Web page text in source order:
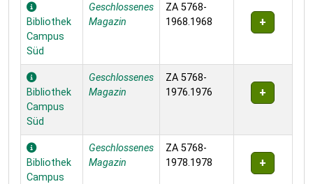
Bibliothek
Campus
Süd
Geschlossenes
Magazin
ZA 5768-
1968.1968
Bibliothek
Campus
Süd
Geschlossenes
Magazin
ZA 5768-
1976.1976
Bibliothek
Campus
Geschlossenes
Magazin
ZA 5768-
1978.1978